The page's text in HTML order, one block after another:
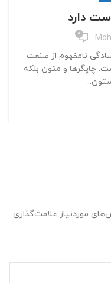
دارد
0
نامفهوم از صنعت
چاپگرها و متون بلکه
موردنیاز علامت‌گذاری